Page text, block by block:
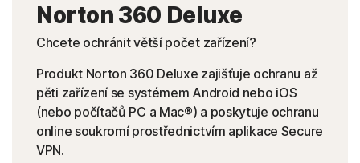
Norton 360 Deluxe
Chcete ochránit větší počet zařízení?
Produkt Norton 360 Deluxe zajišťuje ochranu až
pěti zařízení se systémem Android nebo iOS
(nebo počítačů PC a Mac®) a poskytuje ochranu
online soukromí prostřednictvím aplikace Secure
VPN.